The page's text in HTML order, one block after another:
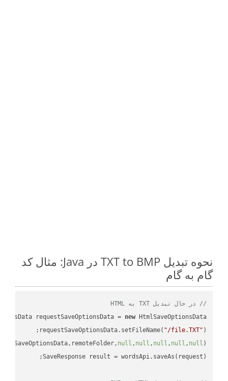
نحوه تبدیل TXT to BMP در Java: مثال کد
گام به گام
// در حال تبدیل TXT به HTML
requestSaveOptionsData = new
requestSaveOptionsData.setFileName( "/file.TXT"
null , null , null , null , null